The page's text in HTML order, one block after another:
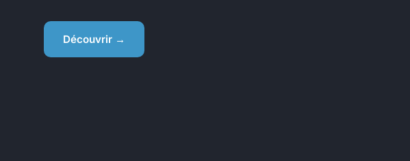
Découvrir →